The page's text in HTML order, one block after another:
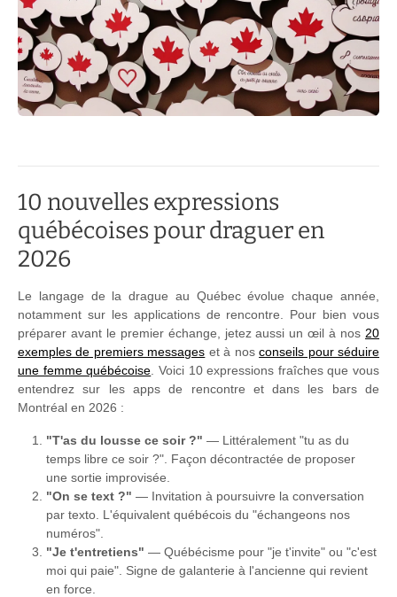
10 nouvelles expressions
québécoises pour draguer en
2026
Le langage de la drague au Québec évolue chaque année,
notamment sur les applications de rencontre. Pour bien vous
préparer avant le premier échange, jetez aussi un œil à nos 20
exemples de premiers messages et à nosconseils pour séduire
une femme québécoise . Voici 10 expressions fraîches que vous
entendrez sur les apps de rencontre et dans les bars de
Montréal en 2026 :
"T'as du lousse ce soir ?" — Littéralement "tu as du
temps libre ce soir ?". Façon décontractée de proposer
une sortie improvisée.
"On se text ?" — Invitation à poursuivre la conversation
par texto. L'équivalent québécois du "échangeons nos
numéros".
"Je t'entretiens" — Québécisme pour "je t'invite" ou "c'est
moi qui paie". Signe de galanterie à l'ancienne qui revient
en force.